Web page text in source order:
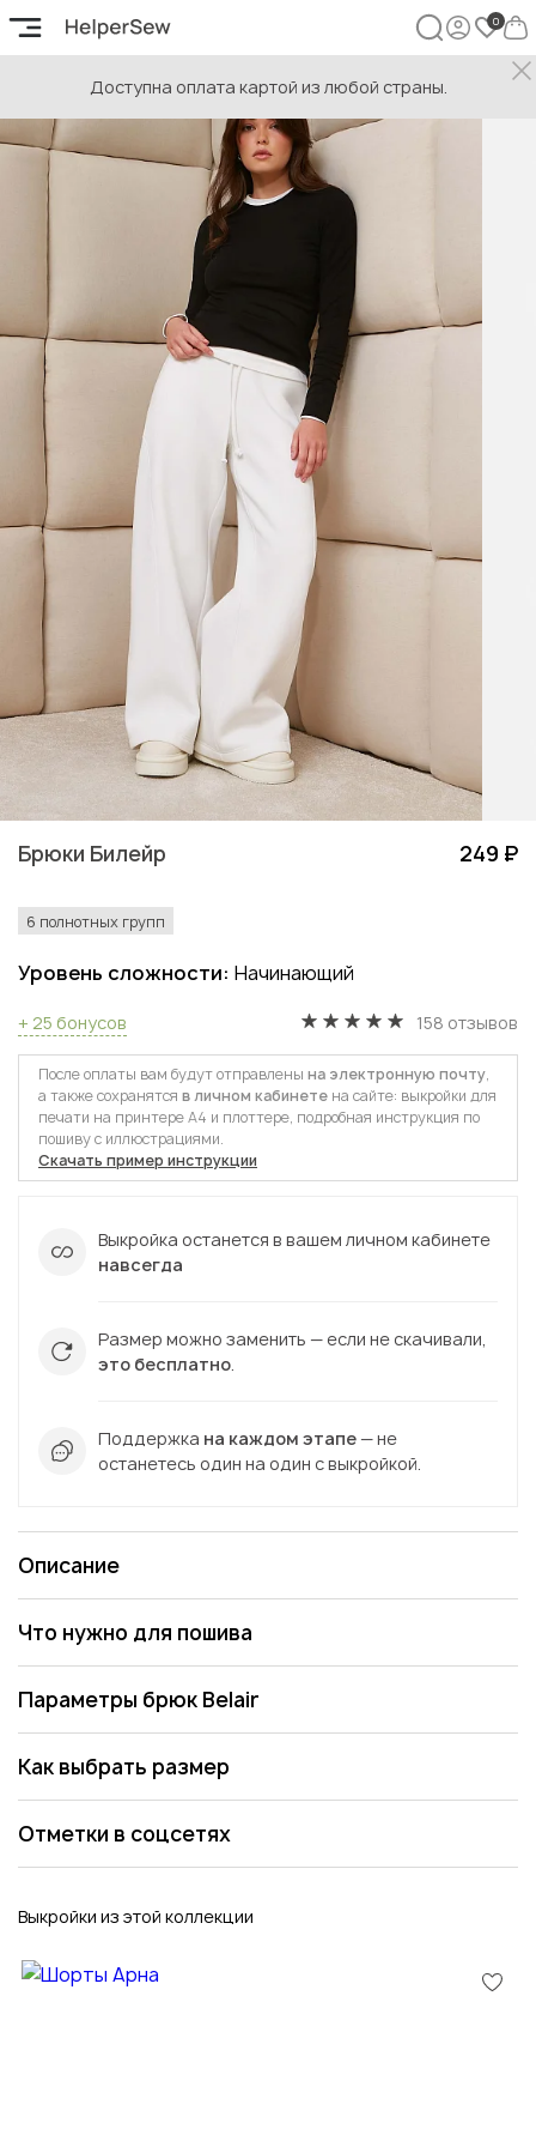
Доступна оплата картой из любой страны.
Брюки Билейр 249 ₽
6 полнотных групп
Уровень сложности: Начинающий
+ 25 бонусов 158 отзывов
После оплаты вам будут отправлены на электронную почту,
а также сохранятся в личном кабинете на сайте: выкройки для
печати на принтере А4 и плоттере, подробная инструкция по
пошиву с иллюстрациями.
Скачать пример инструкции
Выкройка останется в вашем личном кабинете
навсегда
Размер можно заменить — если не скачивали,
это бесплатно.
Поддержка на каждом этапе — не
останетесь один на один с выкройкой.
Описание
Что нужно для пошива
Параметры брюк Belair
Как выбрать размер
Отметки в соцсетях
Выкройки из этой коллекции